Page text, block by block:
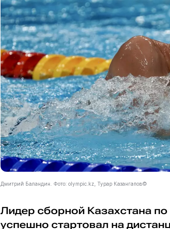
Дмитрий Баландин. Фото: olympic.kz, Турар Казангапов©
Лидер сборной Казахстана
успешно стартовал на